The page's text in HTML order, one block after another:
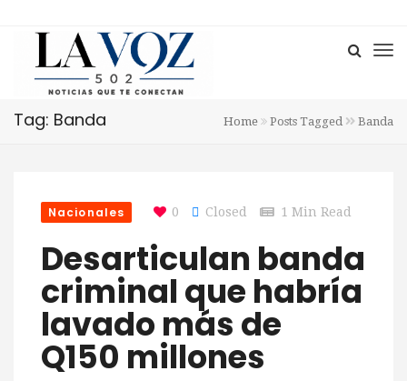
Tag: Banda Home Posts Tagged Banda
Nacionales 0 Closed 1 Min Read
Desarticulan banda
criminal que habría
lavado más de
Q150 millones